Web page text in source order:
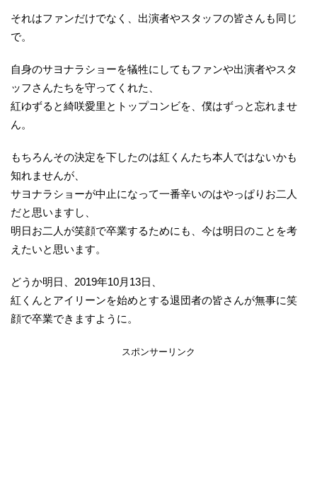
それはファンだけでなく、出演者やスタッフの皆さんも同じ
で。
自身のサヨナラショーを犠牲にしてもファンや出演者やスタ
ッフさんたちを守ってくれた、
紅ゆずると綺咲愛里とトップコンビを、僕はずっと忘れませ
ん。
もちろんその決定を下したのは紅くんたち本人ではないかも
知れませんが、
サヨナラショーが中止になって一番辛いのはやっぱりお二人
だと思いますし、
明日お二人が笑顔で卒業するためにも、今は明日のことを考
えたいと思います。
どうか明日、2019年10月13日、
紅くんとアイリーンを始めとする退団者の皆さんが無事に笑
顔で卒業できますように。
スポンサーリンク